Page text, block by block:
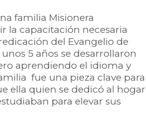
familia Misionera
la capacitación necesaria
del Evangelio de
5 años se desarrollaron
aprendiendo el idioma y
fue una pieza clave para
ella quien se dedicó al hogar
para elevar sus